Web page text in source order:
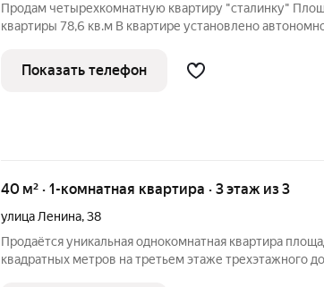
Продам четырехкомнатную квартиру "сталинку"
квартиры 78,6 кв.м В квартире установлено
коммунальным услугам Два застекленных балкона,
разные стороны Кухня объединена с
Показать телефон
40 м² · 1-комнатная квартира · 3 этаж из 3
улица Ленина,38
Продаётся уникальная однокомнатная квартира
квадратных метров на третьем этаже трехэтажного